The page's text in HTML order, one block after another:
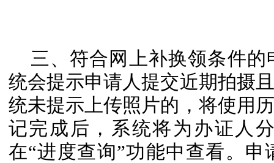
三、符合网上补换领条件
统会提示申请人提交近期拍摄
统未提示上传照片的，将使用
记完成后，系统将为办证人
在“进度查询”功能中查看。